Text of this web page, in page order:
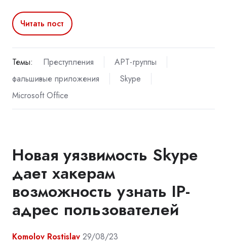
Читать пост
Темы: Преступления
APT-группы
фальшивые приложения
Skype
Microsoft Office
Новая уязвимость Skype
дает хакерам
возможность узнать IP-
адрес пользователей
Komolov Rostislav 29/08/23